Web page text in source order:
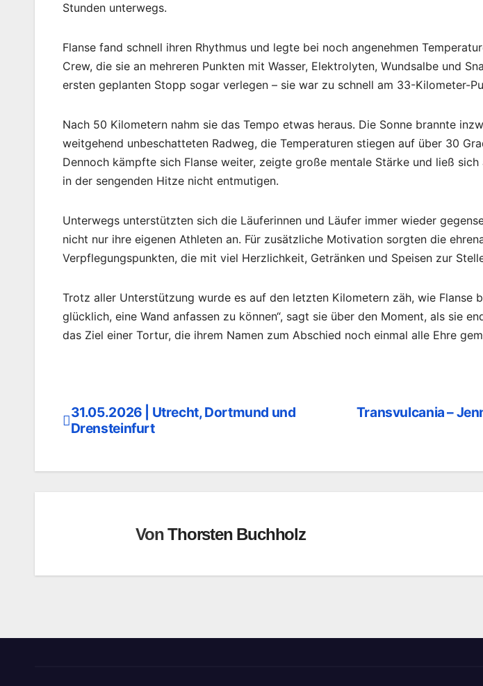
Stunden unterwegs.
Flanse fand schnell ihren Rhythmus und legte bei noch angenehmen
Crew, die sie an mehreren Punkten mit Wasser, Elektrolyten, Wundsalbe und
ersten geplanten Stopp sogar verlegen – sie war zu schnell am 33-Kilometer-
Nach 50 Kilometern nahm sie das Tempo etwas heraus. Die Sonne brannte
weitgehend unbeschatteten Radweg, die Temperaturen stiegen auf über 30
Dennoch kämpfte sich Flanse weiter, zeigte große mentale Stärke und ließ
in der sengenden Hitze nicht entmutigen.
Unterwegs unterstützten sich die Läuferinnen und Läufer immer wieder
nicht nur ihre eigenen Athleten an. Für zusätzliche Motivation sorgten die
Verpflegungspunkten, die mit viel Herzlichkeit, Getränken und Speisen zur
Trotz aller Unterstützung wurde es auf den letzten Kilometern zäh, wie Flanse
glücklich, eine Wand anfassen zu können“, sagt sie über den Moment, als sie
das Ziel einer Tortur, die ihrem Namen zum Abschied noch einmal alle Ehre
Beitragsnavigation Transvulcania –
31.05.2026 | Utrecht, Dortmund und
Drensteinfurt
VonThorsten Buchholz